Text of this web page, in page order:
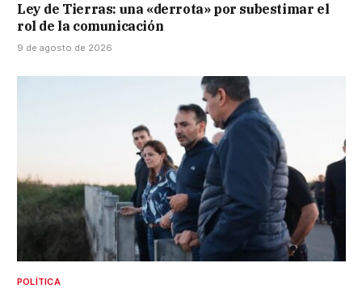
Ley de Tierras: una «derrota» por subestimar el
rol de la comunicación
9 de agosto de 2026
POLÍTICA